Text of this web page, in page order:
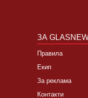
ЗА
Правила
Екип
За реклама
Контакти